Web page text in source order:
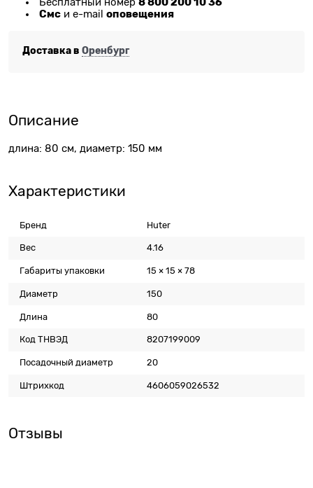
Смс и e-mail оповещения
Доставка в Оренбург
Описание
длина: 80 см, диаметр: 150 мм
Характеристики
Бренд Huter
Вес 4.16
Габариты упаковки 15 × 15 × 78
Диаметр 150
Длина 80
Код ТНВЭД 8207199009
Посадочный диаметр 20
Штрихкод 4606059026532
Отзывы